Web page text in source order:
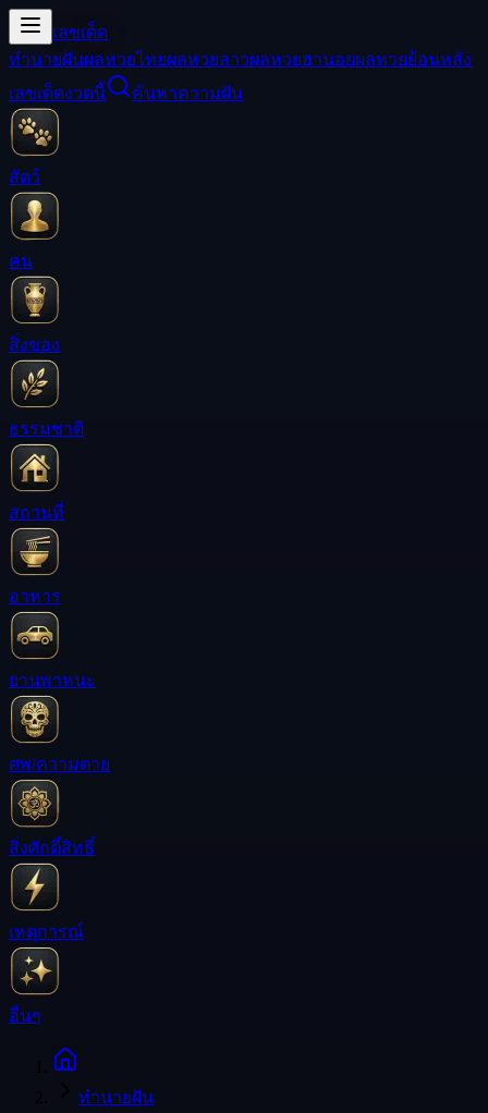
เลขเด็ด
ทำนายฝันผลหวยไทยผลหวยลาวผลหวยฮานอยผลหวยย้อนหลัง
เลขเด็ดงวดนี้
ค้นหาความฝัน
สัตว์
คน
สิ่งของ
ธรรมชาติ
สถานที่
อาหาร
ยานพาหนะ
ศพ/ความตาย
สิ่งศักดิ์สิทธิ์
เหตุการณ์
อื่นๆ
ทำนายฝัน